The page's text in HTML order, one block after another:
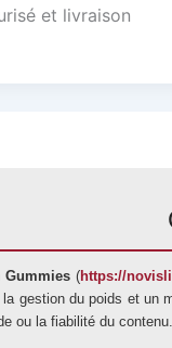
et livraison
Gummies (https://
gestion du poids et un
ou la fiabilité du